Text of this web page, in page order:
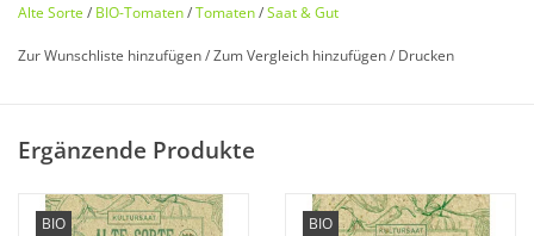
Historisches Saatgut von Saat & Gut
Alte Sorte / BIO-Tomaten/Tomaten/Saat & Gut
Zur Wunschliste hinzufügen/Zum Vergleich hinzufügen/ Drucken
Ergänzende Produkte
BIO BIO